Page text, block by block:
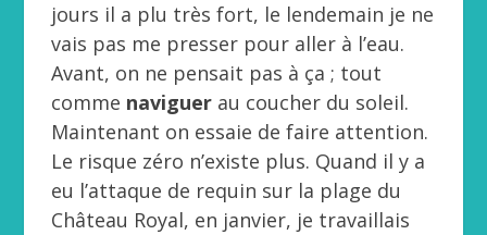
jours il a plu très fort, le lendemain je ne
vais pas me presser pour aller à l’eau.
Avant, on ne pensait pas à ça ; tout
comme naviguer au coucher du soleil.
Maintenant on essaie de faire attention.
Le risque zéro n’existe plus. Quand il y a
eu l’attaque de requin sur la plage du
Château Royal, en janvier, je travaillais